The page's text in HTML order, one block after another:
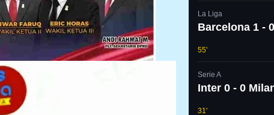
La Liga
Barcelona 1 -
55'
Serie A
Inter 0 - 0
31'